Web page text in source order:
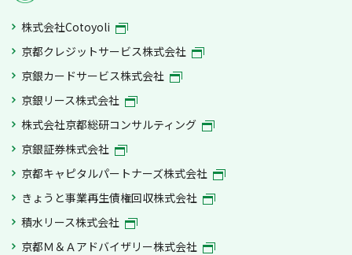
株式会社Cotoyoli
京都クレジットサービス株式会社
京銀カードサービス株式会社
京銀リース株式会社
株式会社京都総研コンサルティング
京銀証券株式会社
京都キャピタルパートナーズ株式会社
きょうと事業再生債権回収株式会社
積水リース株式会社
京都Ｍ＆Ａアドバイザリー株式会社